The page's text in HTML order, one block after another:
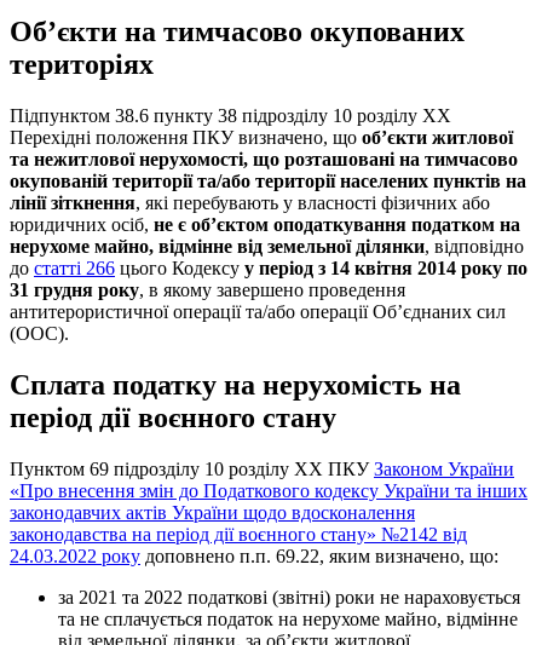
Об’єкти на тимчасово окупованих
територіях
Підпунктом 38.6 пункту 38 підрозділу 10 розділу ХХ
Перехідні положення ПКУ визначено, що об’єкти житлової
та нежитлової нерухомості, що розташовані на тимчасово
окупованій території та/або території населених пунктів на
лінії зіткнення, які перебувають у власності фізичних або
юридичних осіб, не є об’єктом оподаткування податком на
нерухоме майно, відмінне від земельної ділянки, відповідно
до статті 266 цього Кодексу у період з 14 квітня 2014 року по
31 грудня року, в якому завершено проведення
антитерористичної операції та/або операції Об’єднаних сил
(ООС).
Сплата податку на нерухомість на
період дії воєнного стану
Пунктом 69 підрозділу 10 розділу ХХ ПКУЗаконом України
«Про внесення змін до Податкового кодексу України та інших
законодавчих актів України щодо вдосконалення
законодавства на період дії воєнного стану» №2142 від
24.03.2022 року доповнено п.п. 69.22, яким визначено, що:
за 2021 та 2022 податкові (звітні) роки не нараховується
та не сплачується податок на нерухоме майно, відмінне
від земельної ділянки, за об’єкти житлової